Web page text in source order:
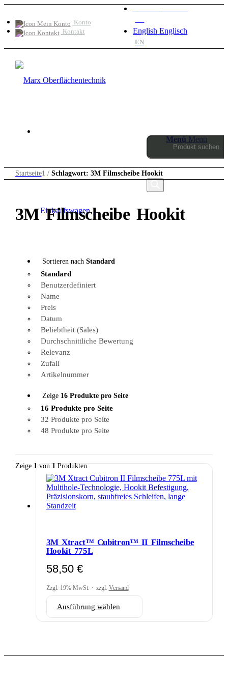
Konto
Kontakt
English Englisch
EN
Products
Menü Menü
0Einkaufswagen
Startseite1 / Schlagwort: 3M Filmscheibe Hookit
3M Filmscheibe Hookit
Sortieren nach Standard
Standard
Benutzerdefiniert
Name
Preis
Datum
Beliebtheit (Sales)
Durchschnittliche Bewertung
Relevanz
Zufall
Artikelnummer
Zeige 16 Produkte pro Seite
16 Produkte pro Seite
32 Produkte pro Seite
48 Produkte pro Seite
Zeige 1von1Produkten
3M Xtract™ Cubitron™ II Filmscheibe
Hookit 775L
58,50 €
Zzgl. 19% MwSt. zzgl. Versand
Ausführung wählen
Produkt
weist